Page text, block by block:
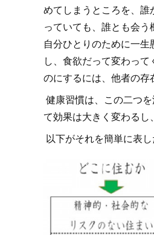
めてしまうところを、
っていても、誰とも会
自分ひとりのために一
し、食欲だって変わっ
のにするには、他者の存
健康習慣は、この二つ
て効果は大きく変わるし
以下がそれを簡単に表